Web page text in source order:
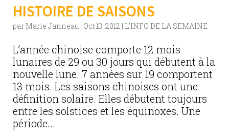
HISTOIRE DE SAISONS
par Marie Janneau | Oct 13, 2012 | L'INFO DE LA SEMAINE
L’année chinoise comporte 12 mois
lunaires de 29 ou 30 jours qui débutent à la
nouvelle lune. 7 années sur 19 comportent
13 mois. Les saisons chinoises ont une
définition solaire. Elles débutent toujours
entre les solstices et les équinoxes. Une
période...